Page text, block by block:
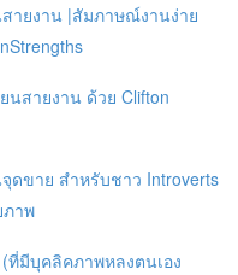
ายงาน |สัมภาษณ์งานง่าย
นสายงาน ด้วย Clifton
ดขาย สำหรับชาว Introverts
ภาพ
ที่มีบุคลิคภาพหลงตนเอง